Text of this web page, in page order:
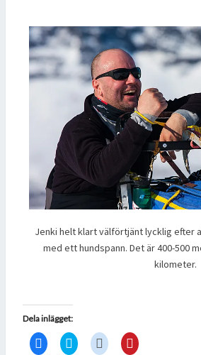
Jenki helt klart välförtjänt lycklig efter
med ett hundspann. Det är 400-500
kilometer.
Dela inlägget:
K
l
K
l
K
l
K
l